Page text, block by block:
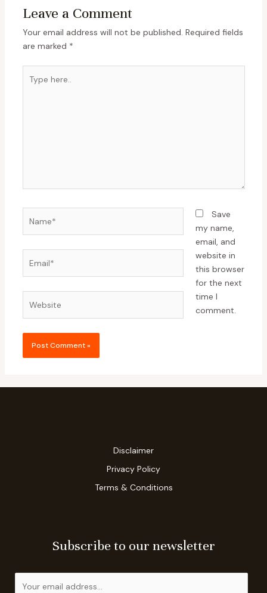
Leave a Comment
Your email address will not be published. Required fields
are marked *
Save
my name,
email, and
website in
this browser
for the next
time I
comment.
Disclaimer
Privacy Policy
Terms & Conditions
Subscribe to our newsletter